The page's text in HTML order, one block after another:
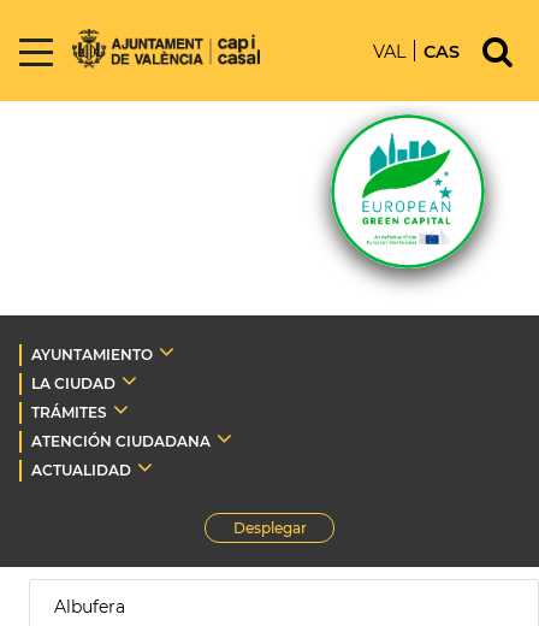
VAL CAS
AYUNTAMIENTO
LA CIUDAD
TRÁMITES
ATENCIÓN CIUDADANA
ACTUALIDAD
Desplegar
Albufera